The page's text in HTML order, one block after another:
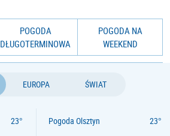
POGODA
DŁUGOTERMINOWA
POGODA NA
WEEKEND
EUROPA ŚWIAT
Pogoda Olsztyn